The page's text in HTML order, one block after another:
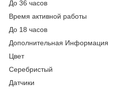
До 36 часов
Время активной работы
До 18 часов
Дополнительная Информация
Цвет
Серебристый
Датчики